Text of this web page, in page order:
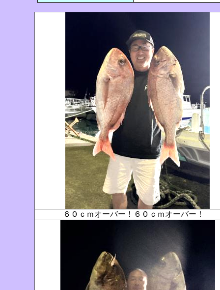
６０ｃｍオーバー！６０ｃｍオーバー！